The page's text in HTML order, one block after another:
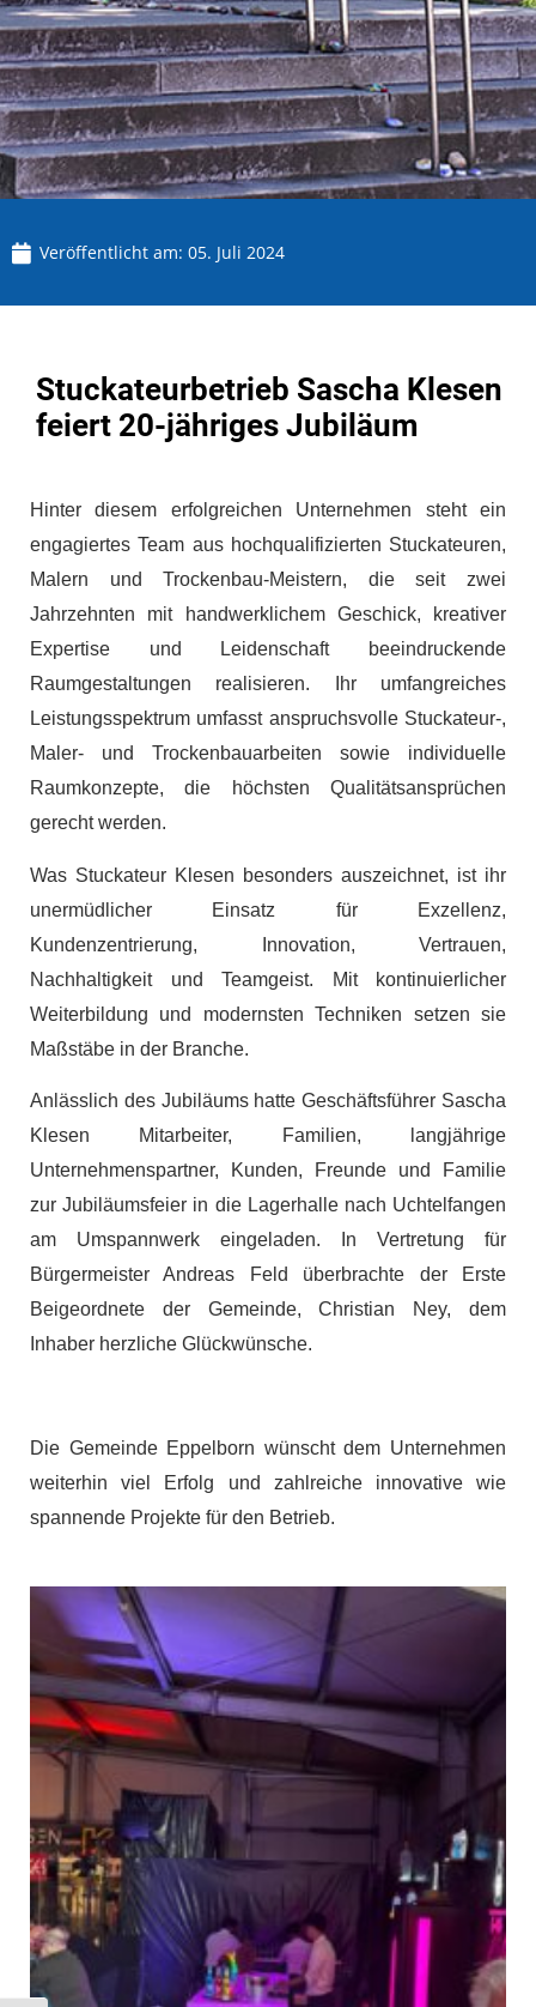
Veröffentlicht am: 05. Juli 2024
Stuckateurbetrieb Sascha Klesen
feiert 20-jähriges Jubiläum
Hinter diesem erfolgreichen Unternehmen steht ein
engagiertes Team aus hochqualifizierten Stuckateuren,
Malern und Trockenbau-Meistern, die seit zwei
Jahrzehnten mit handwerklichem Geschick, kreativer
Expertise und Leidenschaft beeindruckende
Raumgestaltungen realisieren. Ihr umfangreiches
Leistungsspektrum umfasst anspruchsvolle Stuckateur-,
Maler- und Trockenbauarbeiten sowie individuelle
Raumkonzepte, die höchsten Qualitätsansprüchen
gerecht werden.
Was Stuckateur Klesen besonders auszeichnet, ist ihr
unermüdlicher Einsatz für Exzellenz,
Kundenzentrierung, Innovation, Vertrauen,
Nachhaltigkeit und Teamgeist. Mit kontinuierlicher
Weiterbildung und modernsten Techniken setzen sie
Maßstäbe in der Branche.
Anlässlich des Jubiläums hatte Geschäftsführer Sascha
Klesen Mitarbeiter, Familien, langjährige
Unternehmenspartner, Kunden, Freunde und Familie
zur Jubiläumsfeier in die Lagerhalle nach Uchtelfangen
am Umspannwerk eingeladen. In Vertretung für
Bürgermeister Andreas Feld überbrachte der Erste
Beigeordnete der Gemeinde, Christian Ney, dem
Inhaber herzliche Glückwünsche.
Die Gemeinde Eppelborn wünscht dem Unternehmen
weiterhin viel Erfolg und zahlreiche innovative wie
spannende Projekte für den Betrieb.